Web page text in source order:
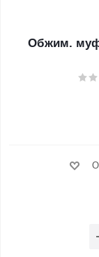
Обжим.